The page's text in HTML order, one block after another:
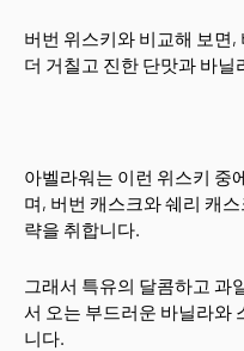
버번 위스키와 비교해 보면
더 거칠고 진한 단맛과 바
아벨라워는 이런 위스키 중
며, 버번 캐스크와 쉐리 캐
략을 취합니다.
그래서 특유의 달콤하고 과
서 오는 부드러운 바닐라와
니다.